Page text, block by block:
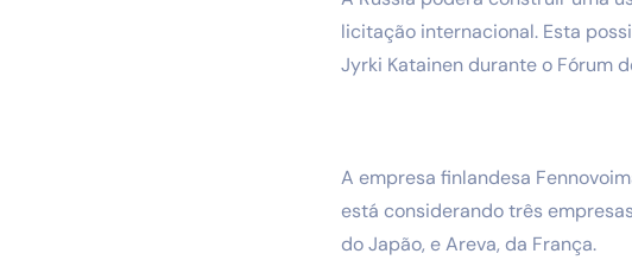
licitação internacional. Esta
Jyrki Katainen durante o Fórum
A empresa finlandesa
está considerando três
do Japão, e Areva, da França.